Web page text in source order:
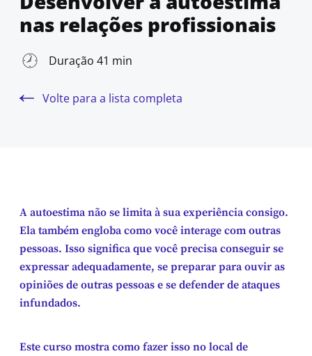
nas relações profissionais
Duração 41 min
Volte para a lista completa
A autoestima não se limita à sua experiência consigo.
Ela também engloba como você interage com outras
pessoas. Isso significa que você precisa conseguir se
expressar adequadamente, se preparar para ouvir as
opiniões de outras pessoas e se defender de ataques
infundados.
Este curso mostra como fazer isso no local de